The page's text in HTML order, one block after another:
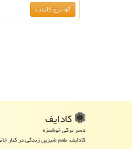
درج کامنت
كادایف
دسر ترکی خوشمزه
کادایف، طعم شیرین زندگی در کنار